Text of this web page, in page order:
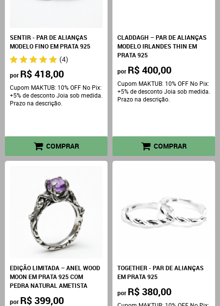
SENTIR - PAR DE ALIANÇAS
MODELO FINO EM PRATA 925
(4)
por R$ 418,00
Cupom MAKTUB: 10% OFF No Pix:
+5% de desconto Joia sob medida.
Prazo na descrição.
COMPRAR
CLADDAGH – PAR DE ALIANÇAS
MODELO IRLANDES THIN EM
PRATA 925
por R$ 400,00
Cupom MAKTUB: 10% OFF No Pix:
+5% de desconto Joia sob medida.
Prazo na descrição.
COMPRAR
EDIÇÃO LIMITADA – ANEL WOOD
MOON EM PRATA 925 COM
PEDRA NATURAL AMETISTA
por R$ 399,00
TOGETHER - PAR DE ALIANÇAS
EM PRATA 925
por R$ 380,00